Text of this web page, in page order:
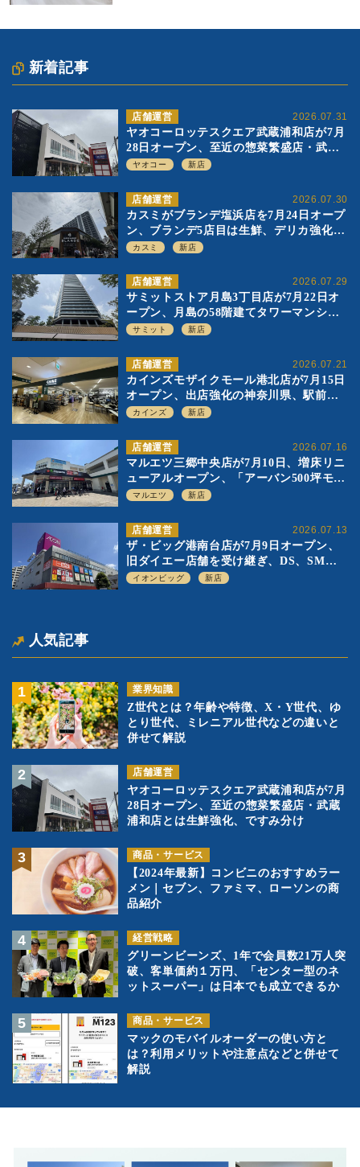
新着記事
2026.07.31
店舗運営
ヤオコーロッテスクエア武蔵浦和店が7月
28日オープン、至近の惣菜繁盛店・武蔵
浦和店とは生鮮強化、ですみ分け
ヤオコー 新店
2026.07.30
店舗運営
カスミがブランデ塩浜店を7月24日オープ
ン、ブランデ5店目は生鮮、デリカ強化の
一方で通常店の要素も取り入れ
カスミ 新店
2026.07.29
店舗運営
サミットストア月島3丁目店が7月22日オ
ープン、月島の58階建てタワーマンショ
ン1階に生鮮強化の小商圏型店を出店
サミット 新店
2026.07.21
店舗運営
カインズモザイクモール港北店が7月15日
オープン、出店強化の神奈川県、駅前
SC2階の都市型小型店
カインズ 新店
2026.07.16
店舗運営
マルエツ三郷中央店が7月10日、増床リニ
ューアルオープン、「アーバン500坪モデ
ル」の実験を集大成、駅前立地受け、寿
マルエツ 新店
2026.07.13
店舗運営
ザ・ビッグ港南台店が7月9日オープン、
旧ダイエー店舗を受け継ぎ、DS、SM激
戦区にイオンビッグが出店へ
イオンビッグ 新店
人気記事
業界知識
Z世代とは？年齢や特徴、X・Y世代、ゆ
とり世代、ミレニアル世代などの違いと
併せて解説
店舗運営
ヤオコーロッテスクエア武蔵浦和店が7月
28日オープン、至近の惣菜繁盛店・武蔵
浦和店とは生鮮強化、ですみ分け
商品・サービス
【2024年最新】コンビニのおすすめラー
メン｜セブン、ファミマ、ローソンの商
品紹介
経営戦略
グリーンビーンズ、1年で会員数21万人突
破、客単価約１万円、「センター型のネ
ットスーパー」は日本でも成立できるか
商品・サービス
マックのモバイルオーダーの使い方と
は？利用メリットや注意点などと併せて
解説